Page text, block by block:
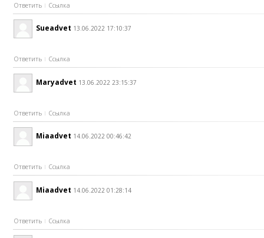
Ответить Ссылка
Sueadvet 13.06.2022 17:10:37
Ответить Ссылка
Maryadvet 13.06.2022 23:15:37
Ответить Ссылка
Miaadvet 14.06.2022 00:46:42
Ответить Ссылка
Miaadvet 14.06.2022 01:28:14
Ответить Ссылка